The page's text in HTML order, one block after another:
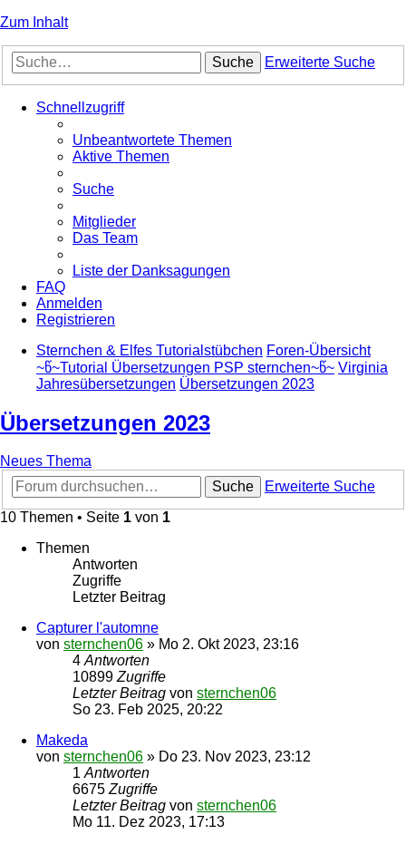
Zum Inhalt
Suche Erweiterte Suche
Schnellzugriff
Unbeantwortete Themen
Aktive Themen
Suche
Mitglieder
Das Team
Liste der Danksagungen
FAQ
Anmelden
Registrieren
Sternchen & Elfes Tutorialstübchen Foren-Übersicht
~წ~Tutorial Übersetzungen PSP sternchen~წ~ Virginia
Jahresübersetzungen Übersetzungen 2023
Übersetzungen 2023
Neues Thema
Suche
Erweiterte Suche
10 Themen • Seite 1 von 1
Themen
Antworten
Zugriffe
Letzter Beitrag
Capturer l'automne
von sternchen06 » Mo 2. Okt 2023, 23:16
4 Antworten
10899 Zugriffe
Letzter Beitrag von sternchen06
So 23. Feb 2025, 20:22
Makeda
von sternchen06 » Do 23. Nov 2023, 23:12
1 Antworten
6675 Zugriffe
Letzter Beitrag von sternchen06
Mo 11. Dez 2023, 17:13